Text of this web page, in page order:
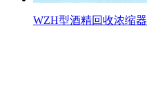
WZH型酒精回收浓缩器